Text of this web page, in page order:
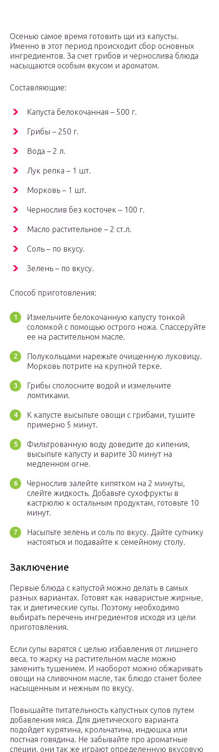
Осенью самое время готовить щи из капусты.
Именно в этот период происходит сбор основных
ингредиентов. За счет грибов и чернослива блюда
насыщаются особым вкусом и ароматом.
Составляющие:
Капуста белокочанная – 500 г.
Грибы – 250 г.
Вода – 2 л.
Лук репка – 1 шт.
Морковь – 1 шт.
Чернослив без косточек – 100 г.
Масло растительное – 2 ст.л.
Соль – по вкусу.
Зелень – по вкусу.
Способ приготовления:
Измельчите белокочанную капусту тонкой
соломкой с помощью острого ножа. Спассеруйте
ее на растительном масле.
Полукольцами нарежьте очищенную луковицу.
Морковь потрите на крупной терке.
Грибы сполосните водой и измельчите
ломтиками.
К капусте высыпьте овощи с грибами, тушите
примерно 5 минут.
Фильтрованную воду доведите до кипения,
высыпьте капусту и варите 30 минут на
медленном огне.
Чернослив залейте кипятком на 2 минуты,
слейте жидкость. Добавьте сухофрукты в
кастрюлю к остальным продуктам, готовьте 10
минут.
Насыпьте зелень и соль по вкусу. Дайте супчику
настояться и подавайте к семейному столу.
Заключение
Первые блюда с капустой можно делать в самых
разных вариантах. Готовят как наваристые жирные,
так и диетические супы. Поэтому необходимо
выбирать перечень ингредиентов исходя из цели
приготовления.
Если супы варятся с целью избавления от лишнего
веса, то жарку на растительном масле можно
заменить тушением. И наоборот можно обжаривать
овощи на сливочном масле, так блюдо станет более
насыщенным и нежным по вкусу.
Повышайте питательность капустных супов путем
добавления мяса. Для диетического варианта
подойдет курятина, крольчатина, индюшка или
постная говядина. Не забывайте про ароматные
специи, они так же играют определенную вкусовую